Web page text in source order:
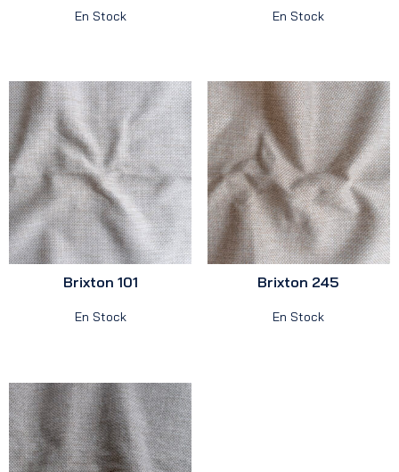
En Stock En Stock
Brixton 101
En Stock
Brixton 245
En Stock